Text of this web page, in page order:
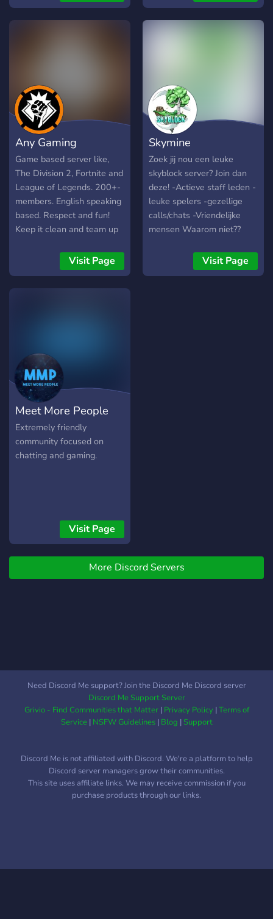
Any Gaming
Game based server like,
The Division 2, Fortnite and
League of Legends. 200+-
members. English speaking
based. Respect and fun!
Keep it clean and team up
and we'll talk! Step up your
community Game.
Visit Page
Skymine
Zoek jij nou een leuke
skyblock server? Join dan
deze! -Actieve staff leden -
leuke spelers -gezellige
calls/chats -Vriendelijke
mensen Waarom niet??
server Skymine!Visit Page
Meet More People
Extremely friendly
community focused on
chatting and gaming.
Visit Page
More Discord Servers
Need Discord Me support? Join the Discord Me Discord server
Discord Me Support Server
Grivio - Find Communities that Matter| Privacy Policy|Terms of
Service| NSFW Guidelines| Blog |Support
Discord Me is not affiliated with Discord. We're a platform to help
Discord server managers grow their communities.
This site uses affiliate links. We may receive commission if you
purchase products through our links.